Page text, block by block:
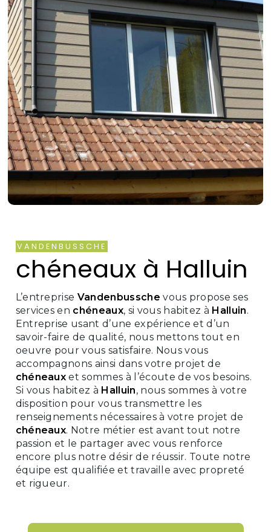
VANDENBUSSCHE
chéneaux à Halluin
L’entreprise Vandenbussche vous propose ses
services en chéneaux, si vous habitez à Halluin.
Entreprise usant d’une expérience et d’un
savoir-faire de qualité, nous mettons tout en
oeuvre pour vous satisfaire. Nous vous
accompagnons ainsi dans votre projet de
chéneaux et sommes à l’écoute de vos besoins.
Si vous habitez à Halluin, nous sommes à votre
disposition pour vous transmettre les
renseignements nécessaires à votre projet de
chéneaux. Notre métier est avant tout notre
passion et le partager avec vous renforce
encore plus notre désir de réussir. Toute notre
équipe est qualifiée et travaille avec propreté
et rigueur.